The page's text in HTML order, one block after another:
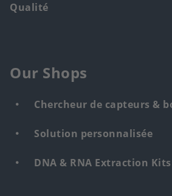
Qualité
Our Shops
Chercheur de capteurs &
Solution personnalisée
DNA & RNA Extraction Kits